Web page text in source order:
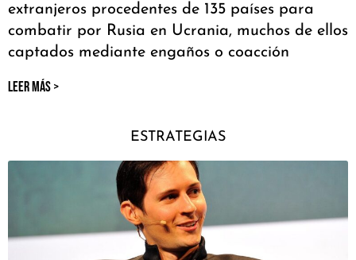
extranjeros procedentes de 135 países para
combatir por Rusia en Ucrania, muchos de ellos
captados mediante engaños o coacción
LEER MÁS >
ESTRATEGIAS